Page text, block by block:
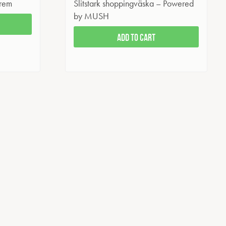
Slitstark shoppingväska – Powered
by MUSH
Add to cart